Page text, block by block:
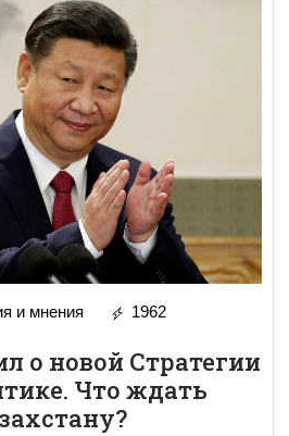
и мнения
1962
о новой Стратегии
Что ждать